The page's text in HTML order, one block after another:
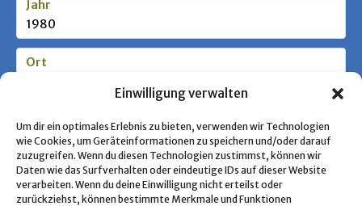
Einwilligung verwalten
Um dir ein optimales Erlebnis zu bieten, verwenden wir Technologien
wie Cookies, um Geräteinformationen zu speichern und/oder darauf
zuzugreifen. Wenn du diesen Technologien zustimmst, können wir
Daten wie das Surfverhalten oder eindeutige IDs auf dieser Website
verarbeiten. Wenn du deine Einwilligung nicht erteilst oder
zurückziehst, können bestimmte Merkmale und Funktionen
Jahr
1980
Ort
Stufe / Zielgruppe
Schlagworte
Jugendring